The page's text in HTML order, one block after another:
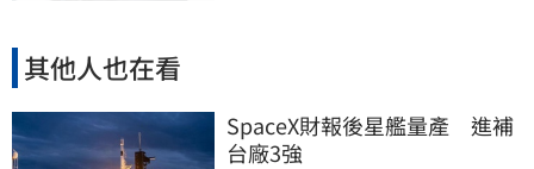
其他人也在看
SpaceX財報後星艦量產 進補
台廠3強